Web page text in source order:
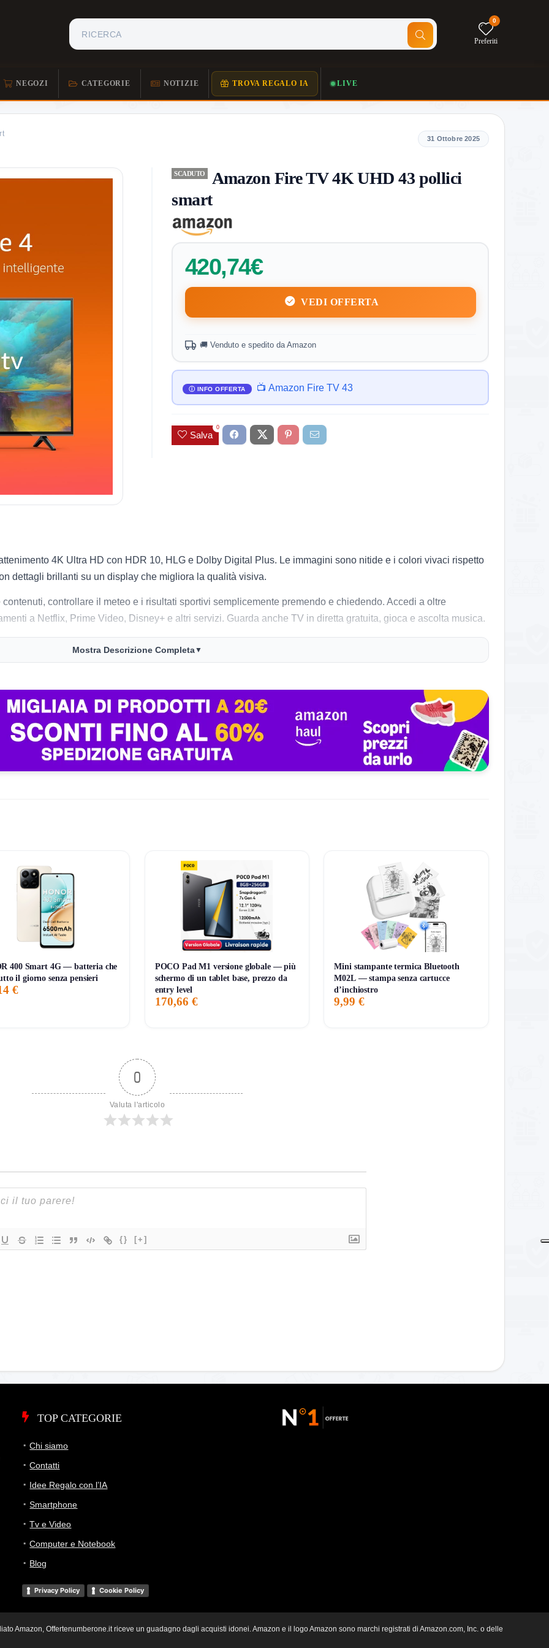
0
Preferiti
NEGOZI CATEGORIE NOTIZIE TROVA REGALO IA LIVE
SCADUTO
Amazon Fire TV 4K UHD 43 pollici
smart
420,74€
VEDI OFFERTA
🚚 Venduto e spedito da Amazon
📺 Amazon Fire TV 43
Salva
0
31 Ottobre 2025
4K Ultra HD con HDR 10, HLG e Dolby Digital Plus. Le immagini sono nitide e i colori vivaci rispetto
dettagli brillanti su un display che migliora la qualità visiva.
controllare il meteo e i risultati sportivi semplicemente premendo e chiedendo. Accedi a oltre
a Netflix, Prime Video, Disney+ e altri servizi. Guarda anche TV in diretta gratuita, gioca e ascolta musica.
e colori brillanti
e controllare funzioni
audio via HDMI eARC
in un solo dispositivo
dispositivi per la casa intelligente. Il sistema si arricchisce nel tempo con miglioramenti automatici.
📊 Monitoraggio avviato — il grafico apparirà alla prossima variazione di prezzo
Mostra Descrizione Completa▼
400 Smart 4G — batteria che
il giorno senza pensieri
€
POCO Pad M1 versione globale — più
schermo di un tablet base, prezzo da
entry level
170,66 €
Mini stampante termica Bluetooth
M02L — stampa senza cartucce
d’inchiostro
9,99 €
0
Valuta l'articolo
{} [+]
TOP CATEGORIE
Chi siamo
Contatti
Idee Regalo con l’IA
Smartphone
Tv e Video
Computer e Notebook
Blog
Privacy Policy Cookie Policy
Amazon, Offertenumberone.it riceve un guadagno dagli acquisti idonei. Amazon e il logo Amazon sono marchi registrati di Amazon.com, Inc. o delle